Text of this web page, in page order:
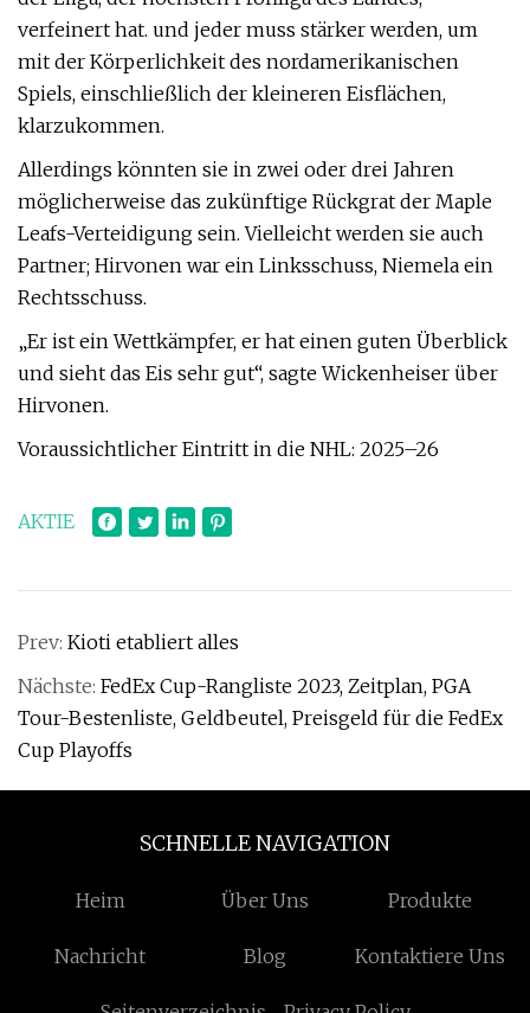
verfeinert hat. und jeder muss stärker werden, um
mit der Körperlichkeit des nordamerikanischen
Spiels, einschließlich der kleineren Eisflächen,
klarzukommen.
Allerdings könnten sie in zwei oder drei Jahren
möglicherweise das zukünftige Rückgrat der Maple
Leafs-Verteidigung sein. Vielleicht werden sie auch
Partner; Hirvonen war ein Linksschuss, Niemela ein
Rechtsschuss.
„Er ist ein Wettkämpfer, er hat einen guten Überblick
und sieht das Eis sehr gut“, sagte Wickenheiser über
Hirvonen.
Voraussichtlicher Eintritt in die NHL: 2025–26
AKTIE
Prev: Kioti etabliert alles
Nächste: FedEx Cup-Rangliste 2023, Zeitplan, PGA
Tour-Bestenliste, Geldbeutel, Preisgeld für die FedEx
Cup Playoffs
SCHNELLE NAVIGATION
Heim Über Uns Produkte
Nachricht Blog Kontaktiere Uns